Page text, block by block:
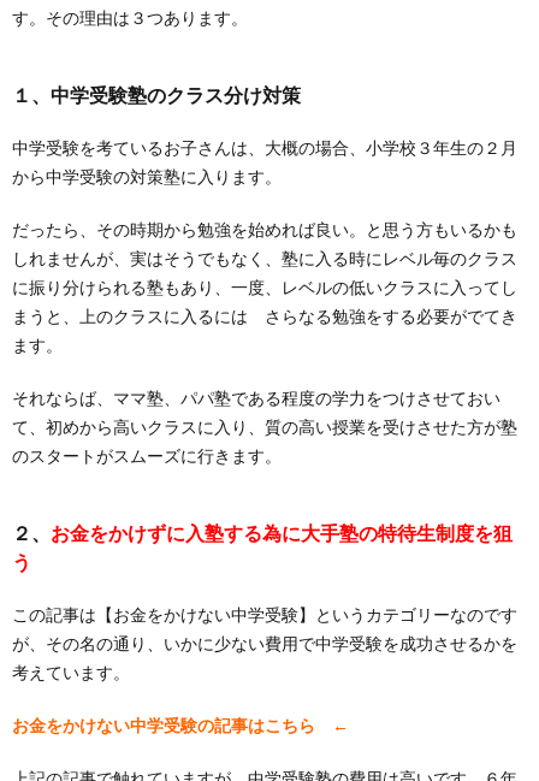
す。その理由は３つあります。
１、中学受験塾のクラス分け対策
中学受験を考ているお子さんは、大概の場合、小学校３年生の２月
から中学受験の対策塾に入ります。
だったら、その時期から勉強を始めれば良い。と思う方もいるかも
しれませんが、実はそうでもなく、塾に入る時にレベル毎のクラス
に振り分けられる塾もあり、一度、レベルの低いクラスに入ってし
まうと、上のクラスに入るには さらなる勉強をする必要がでてき
ます。
それならば、ママ塾、パパ塾である程度の学力をつけさせておい
て、初めから高いクラスに入り、質の高い授業を受けさせた方が塾
のスタートがスムーズに行きます。
２、 お金をかけずに入塾する為に大手塾の特待生制度を狙
う
この記事は【お金をかけない中学受験】というカテゴリーなのです
が、その名の通り、いかに少ない費用で中学受験を成功させるかを
考えています。
お金をかけない中学受験の記事はこちら ←